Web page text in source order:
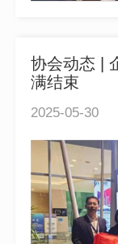
协会动态 |
满结束
2025-05-30